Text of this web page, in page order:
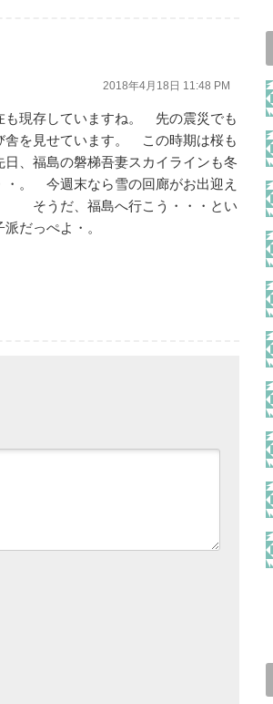
2018年4月18日 11:48 PM
現存していますね。 先の震災でも
舎を見せています。 この時期は桜も
福島の磐梯吾妻スカイラインも冬
・。 今週末なら雪の回廊がお出迎え
そうだ、福島へ行こう・・・とい
だっぺよ・。